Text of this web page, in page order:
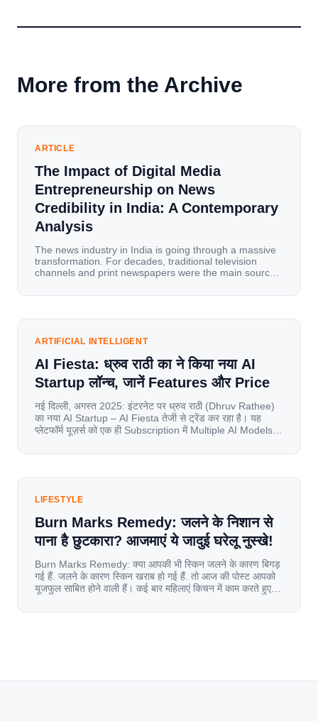
More from the Archive
ARTICLE
The Impact of Digital Media
Entrepreneurship on News
Credibility in India: A Contemporary
Analysis
The news industry in India is going through a massive
transformation. For decades, traditional television
channels and print newspapers were the main sources
mobile data, affordable smartphones, and high-speed
has become a mobile-first market where consumers
ARTIFICIAL INTELLIGENT
AI Fiesta: ध्रुव राठी का ने किया नया AI
Startup लॉन्च, जानें Features और Price
नई दिल्ली, अगस्त 2025: इंटरनेट पर ध्रुव राठी (Dhruv Rathee)
का नया AI Startup – AI Fiesta तेजी से ट्रेंड कर रहा है। यह
प्लेटफॉर्म यूज़र्स को एक ही Subscription में Multiple AI Models
यूज़र्स का जबरदस्त रिस्पॉन्स लॉन्च के तुरंत […]
LIFESTYLE
Burn Marks Remedy: जलने के निशान से
पाना है छुटकारा? आजमाएं ये जादुई घरेलू नुस्खे!
Burn Marks Remedy: क्या आपकी भी स्किन जलने के कारण बिगड़
गई हैं. जलने के कारण स्किन खराब हो गई हैं. तो आज की पोस्ट आपको
यूजफुल साबित होने वाली हैं। कई बार महिलाएं किचन में काम करते हुए
[…]